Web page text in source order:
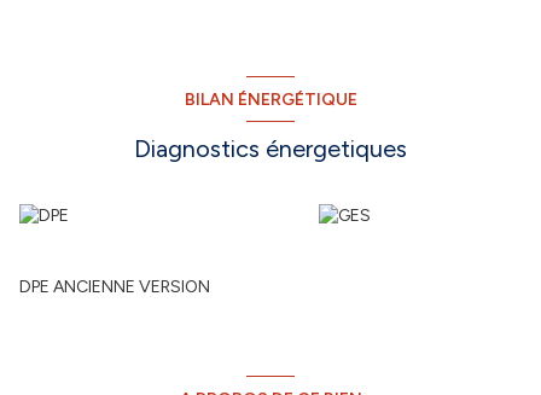
BILAN ÉNERGÉTIQUE
Diagnostics énergetiques
DPE ANCIENNE VERSION